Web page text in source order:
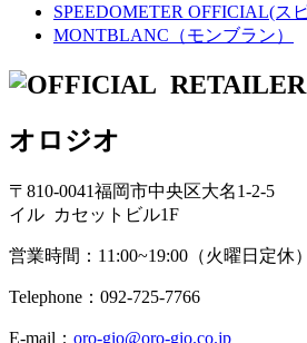
SPEEDOMETER OFFICIAL(ス
MONTBLANC（モンブラン）
オロジオ
〒810-0041福岡市中央区大名1-2-5
イル カセットビル1F
営業時間：11:00~19:00（火曜日定休）
Telephone：092-725-7766
E-mail： oro-gio@oro-gio.co.jp